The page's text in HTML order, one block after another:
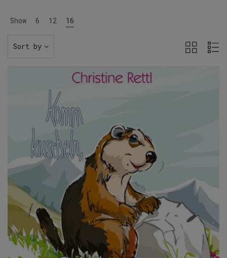
Show 6 12 16
Sort by